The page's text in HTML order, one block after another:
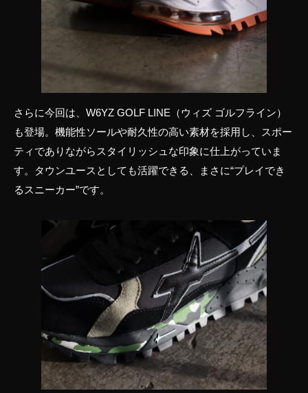
さらに今回は、W6YZ GOLF LINE（ウィズ ゴルフライン）
も登場。機能性ソールや耐久性の高い素材を採用し、スポー
ティでありながらスタイリッシュな印象に仕上がっていま
す。タウンユースとしても活躍できる、まさに“プレイでき
るスニーカー”です。